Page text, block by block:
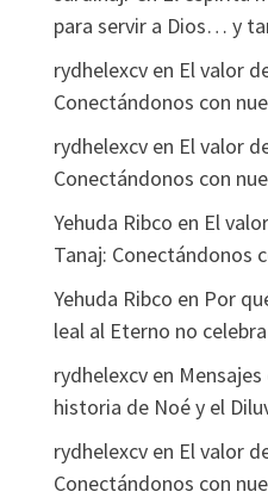
para servir a Dios… y
rydhelexcven El valor
Conectándonos con
rydhelexcven El valor
Conectándonos con
Yehuda Ribco en El
Tanaj: Conectándonos
Yehuda Ribco en Por
leal al Eterno no
rydhelexcven
historia de Noé y el
rydhelexcven El valor
Conectándonos con